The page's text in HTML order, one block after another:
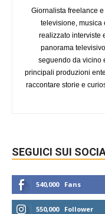
Giornalista freelance
televisione, musica
realizzato interviste
panorama
seguendo da vicino
principali produzioni
raccontare storie e
SEGUICI SUI
540,000 Fans
550,000 Follower